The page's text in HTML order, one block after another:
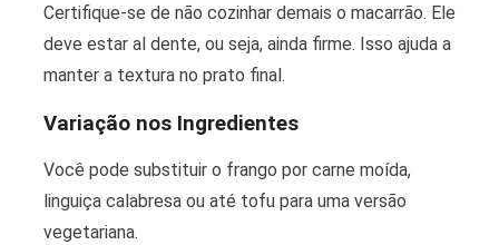
Certifique-se de não cozinhar demais o macarrão. Ele
deve estar al dente, ou seja, ainda firme. Isso ajuda a
manter a textura no prato final.
Variação nos Ingredientes
Você pode substituir o frango por carne moída,
linguiça calabresa ou até tofu para uma versão
vegetariana.